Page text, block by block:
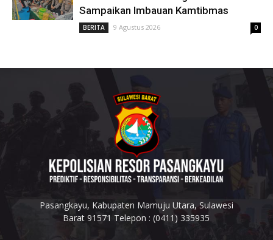
Sampaikan Imbauan Kamtibmas
BERITA 9 Agustus 2026 0
Pasangkayu, Kabupaten Mamuju Utara, Sulawesi
Barat 91571 Telepon : (0411) 335935